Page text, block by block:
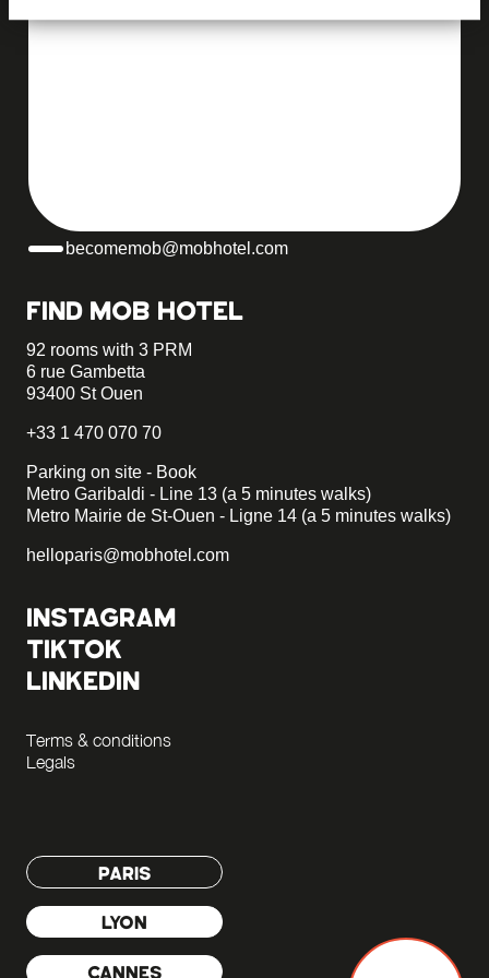
BECOME MOB
becomemob@mobhotel.com
FIND MOB HOTEL
92 rooms with 3 PRM
6 rue Gambetta
93400 St Ouen
+33 1 470 070 70
Parking on site - Book
Metro Garibaldi - Line 13 (a 5 minutes walks)
Metro Mairie de St-Ouen - Ligne 14 (a 5 minutes walks)
helloparis@mobhotel.com
INSTAGRAM
TIKTOK
LINKEDIN
Terms & conditions
Legals
PARIS
LYON
CANNES